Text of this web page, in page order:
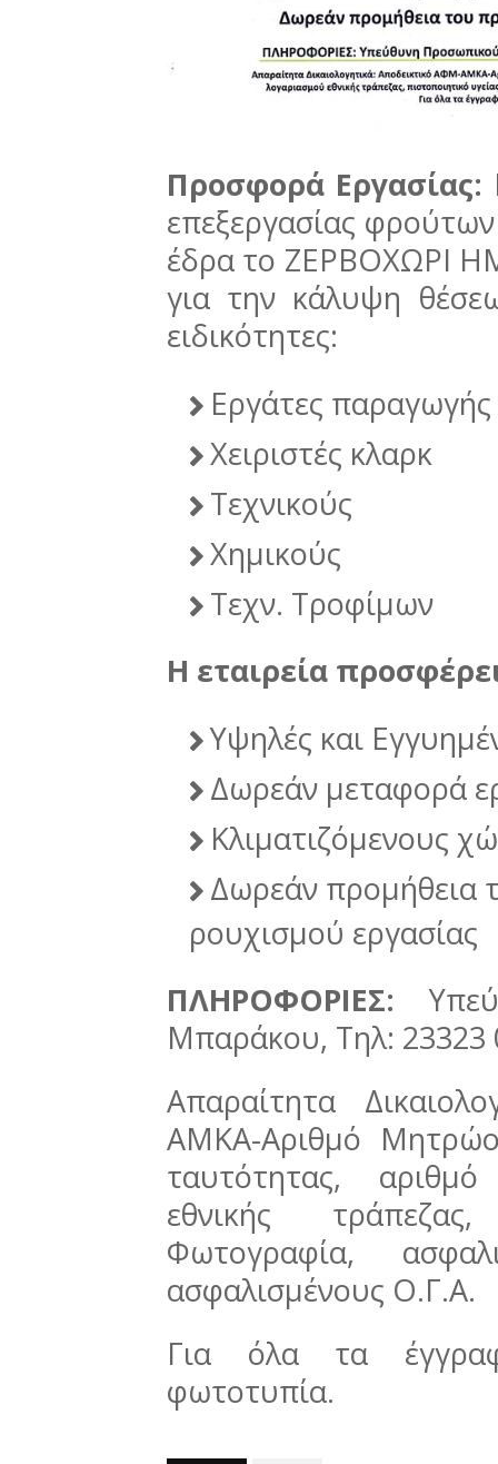
Προσφορά Εργασίας:
επεξεργασίας
έδρα το ΖΕΡΒΟΧΩΡΙ
για την κάλυψη
ειδικότητες:
Εργάτες παραγωγής
Χειριστές κλαρκ
Τεχνικούς
Χημικούς
Τεχν. Τροφίμων
Η εταιρεία
Υψηλές και
Δωρεάν μεταφορά
Κλιματιζόμενους
Δωρεάν προμήθεια
ρουχισμού εργασίας
ΠΛΗΡΟΦΟΡΙΕΣ:
Μπαράκου, Τηλ: 23323
Απαραίτητα
ΑΜΚΑ-Αριθμό
ταυτότητας,
εθνικής
Φωτογραφία,
ασφαλισμένους Ο.Γ.Α.
Για όλα τα
φωτοτυπία.